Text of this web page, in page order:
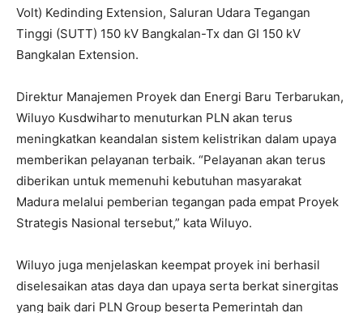
Volt) Kedinding Extension, Saluran Udara Tegangan
Tinggi (SUTT) 150 kV Bangkalan-Tx dan GI 150 kV
Bangkalan Extension.
Direktur Manajemen Proyek dan Energi Baru Terbarukan,
Wiluyo Kusdwiharto menuturkan PLN akan terus
meningkatkan keandalan sistem kelistrikan dalam upaya
memberikan pelayanan terbaik. “Pelayanan akan terus
diberikan untuk memenuhi kebutuhan masyarakat
Madura melalui pemberian tegangan pada empat Proyek
Strategis Nasional tersebut,” kata Wiluyo.
Wiluyo juga menjelaskan keempat proyek ini berhasil
diselesaikan atas daya dan upaya serta berkat sinergitas
yang baik dari PLN Group beserta Pemerintah dan